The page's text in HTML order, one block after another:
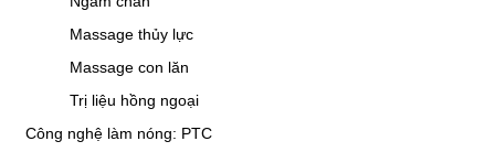
Massage thủy lực
Massage con lăn
Trị liệu hồng ngoại
Công nghệ làm nóng: PTC